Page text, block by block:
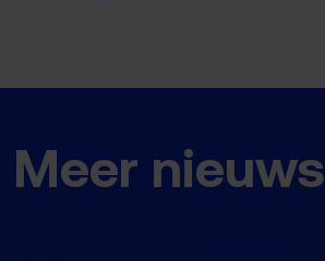
Meer nieuws